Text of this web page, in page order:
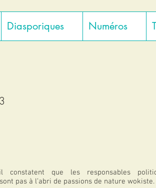
Diasporiques Numéros
constatent que les responsables
pas à l’abri de passions de nature wokiste.